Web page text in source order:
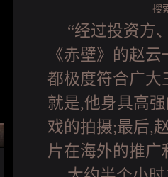
搜
“经过投资方
《赤壁》的赵
都极度符合广大
就是,他身具高
戏的拍摄;最后,
片在海外的推广